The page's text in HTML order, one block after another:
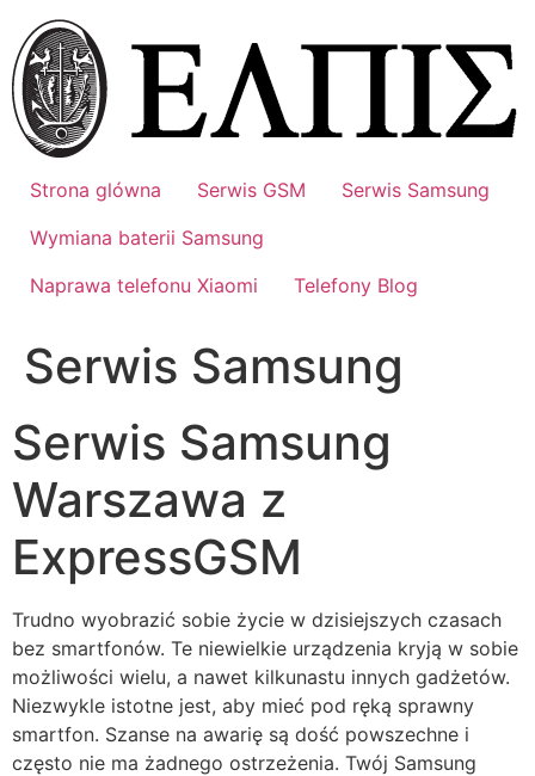
Przejdź
do
treści
Strona glówna Serwis GSM
Serwis Samsung
Wymiana baterii Samsung
Naprawa telefonu Xiaomi
Telefony Blog
Serwis Samsung
Serwis Samsung
Warszawa z
ExpressGSM
Trudno wyobrazić sobie życie w dzisiejszych czasach
bez smartfonów. Te niewielkie urządzenia kryją w sobie
możliwości wielu, a nawet kilkunastu innych gadżetów.
Niezwykle istotne jest, aby mieć pod ręką sprawny
smartfon. Szanse na awarię są dość powszechne i
często nie ma żadnego ostrzeżenia. Twój Samsung